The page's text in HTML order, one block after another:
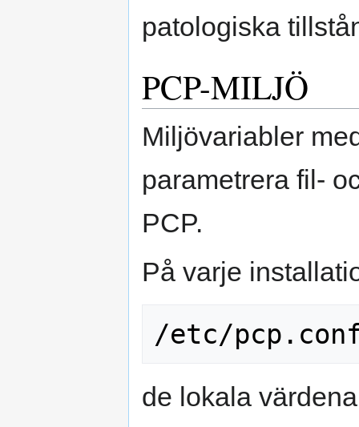
patologiska
PCP-MILJÖ
Miljövariabler
parametrera fil-
PCP.
På varje
de lokala